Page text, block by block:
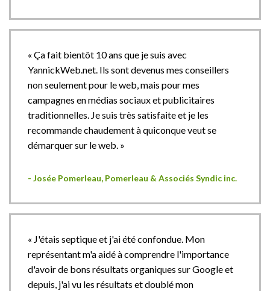
« Ça fait bientôt 10 ans que je suis avec
YannickWeb.net. Ils sont devenus mes conseillers
non seulement pour le web, mais pour mes
campagnes en médias sociaux et publicitaires
traditionnelles. Je suis très satisfaite et je les
recommande chaudement à quiconque veut se
démarquer sur le web. »
- Josée Pomerleau, Pomerleau & Associés Syndic inc.
« J'étais septique et j'ai été confondue. Mon
représentant m'a aidé à comprendre l'importance
d'avoir de bons résultats organiques sur Google et
depuis, j'ai vu les résultats et doublé mon